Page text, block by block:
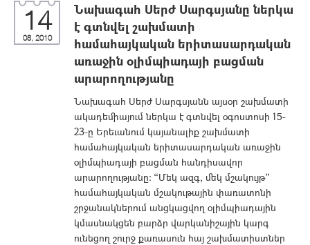
14
08, 2010
Նախագահ Սերժ Սարգսյանը ներկա
է գտնվել շախմատի
համահայկական երիտասարդական
առաջին օլիմպիադայի բացման
արարողությանը
Նախագահ Սերժ Սարգսյանն այսօր շախմատի
ակադեմիայում ներկա է գտնվել օգոստոսի 15-
23-ը Երեւանում կայանալիք շախմատի
համահայկական երիտասարդական առաջին
օլիմպիադայի բացման հանդիսավոր
արարողությանը: “Մեկ ազգ, մեկ մշակույթ”
համահայկական մշակութային փառատոնի
շրջանակներում անցկացվող օլիմպիադային
կմասնակցեն բարձր վարկանիշային կարգ
ունեցող շուրջ քառասուն հայ շախմատիստներ